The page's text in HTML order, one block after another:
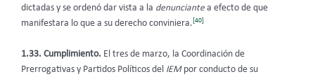
dictadas y se ordenó dar vista a la denunciantea efecto de que
manifestara lo que a su derecho conviniera.[40]
1.33. Cumplimiento. El tres de marzo, la Coordinación de
Prerrogativas y Partidos Políticos del IEMpor conducto de su